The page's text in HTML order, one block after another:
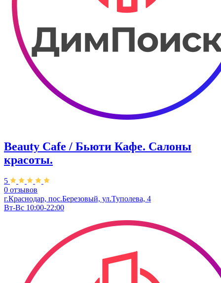
Beauty Cafe / Бьюти Кафе. Салоны
красоты.
5
0 отзывов
г.Краснодар, пос.Березовый, ул.Туполева, 4
Вт-Вс 10:00-22:00